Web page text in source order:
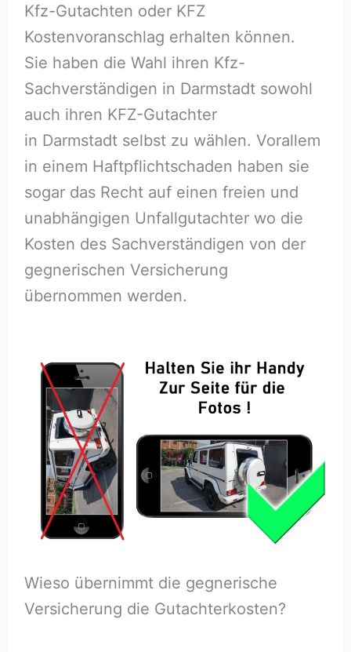
Kfz-Gutachten oder KFZ
Kostenvoranschlag erhalten können.
Sie haben die Wahl ihren Kfz-
Sachverständigen in Darmstadt sowohl
auch ihren KFZ-Gutachter
in Darmstadt selbst zu wählen. Vorallem
in einem Haftpflichtschaden haben sie
sogar das Recht auf einen freien und
unabhängigen Unfallgutachter wo die
Kosten des Sachverständigen von der
gegnerischen Versicherung
übernommen werden.
Wieso übernimmt die gegnerische
Versicherung die Gutachterkosten?